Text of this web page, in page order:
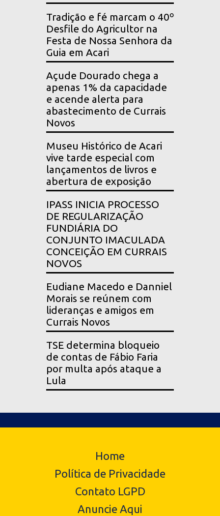
Tradição e fé marcam o 40º
Desfile do Agricultor na
Festa de Nossa Senhora da
Guia em Acari
Açude Dourado chega a
apenas 1% da capacidade
e acende alerta para
abastecimento de Currais
Novos
Museu Histórico de Acari
vive tarde especial com
lançamentos de livros e
abertura de exposição
IPASS INICIA PROCESSO
DE REGULARIZAÇÃO
FUNDIÁRIA DO
CONJUNTO IMACULADA
CONCEIÇÃO EM CURRAIS
NOVOS
Eudiane Macedo e Danniel
Morais se reúnem com
lideranças e amigos em
Currais Novos
TSE determina bloqueio
de contas de Fábio Faria
por multa após ataque a
Lula
Home
Política de Privacidade
Contato LGPD
Anuncie Aqui